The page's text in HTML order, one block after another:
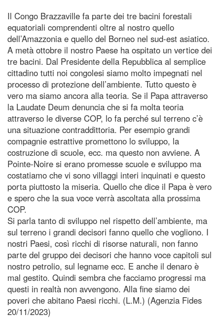
Il Congo Brazzaville fa parte dei tre bacini forestali
equatoriali comprendenti oltre al nostro quello
dell’Amazzonia e quello del Borneo nel sud-est asiatico.
A metà ottobre il nostro Paese ha ospitato un vertice dei
tre bacini. Dal Presidente della Repubblica al semplice
cittadino tutti noi congolesi siamo molto impegnati nel
processo di protezione dell’ambiente. Tutto questo è
vero ma siamo ancora alla teoria. Se il Papa attraverso
la Laudate Deum denuncia che si fa molta teoria
attraverso le diverse COP, lo fa perché sul terreno c’è
una situazione contraddittoria. Per esempio grandi
compagnie estrattive promettono lo sviluppo, la
costruzione di scuole, ecc. ma questo non avviene. A
Pointe-Noire si erano promesse scuole e sviluppo ma
costatiamo che vi sono villaggi interi inquinati e questo
porta piuttosto la miseria. Quello che dice il Papa è vero
e spero che la sua voce verrà ascoltata alla prossima
COP.
Si parla tanto di sviluppo nel rispetto dell’ambiente, ma
sul terreno i grandi decisori fanno quello che vogliono. I
nostri Paesi, così ricchi di risorse naturali, non fanno
parte del gruppo dei decisori che hanno voce capitoli sul
nostro petrolio, sul legname ecc. E anche il denaro è
mal gestito. Quindi sembra che facciamo progressi ma
questi in realtà non avvengono. Alla fine siamo dei
poveri che abitano Paesi ricchi. (L.M.) (Agenzia Fides
20/11/2023)